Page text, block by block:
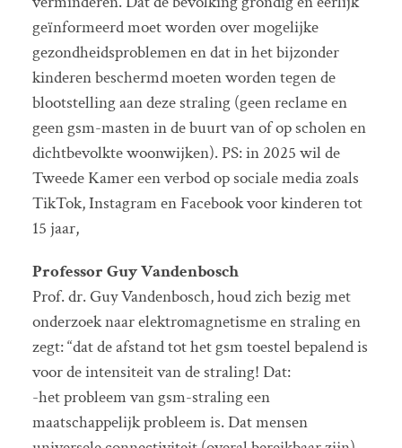
geïnformeerd moet worden over mogelijke
gezondheidsproblemen en dat in het bijzonder
kinderen beschermd moeten worden tegen de
blootstelling aan deze straling (geen reclame en
geen gsm-masten in de buurt van of op scholen en
dichtbevolkte woonwijken). PS: in 2025 wil de
Tweede Kamer een verbod op sociale media zoals
TikTok, Instagram en Facebook voor kinderen tot
15 jaar,
Professor Guy Vandenbosch
Prof. dr. Guy Vandenbosch, houd zich bezig met
onderzoek naar elektromagnetisme en straling en
zegt: “dat de afstand tot het gsm toestel bepalend is
voor de intensiteit van de straling! Dat:
-het probleem van gsm-straling een
maatschappelijk probleem is. Dat mensen